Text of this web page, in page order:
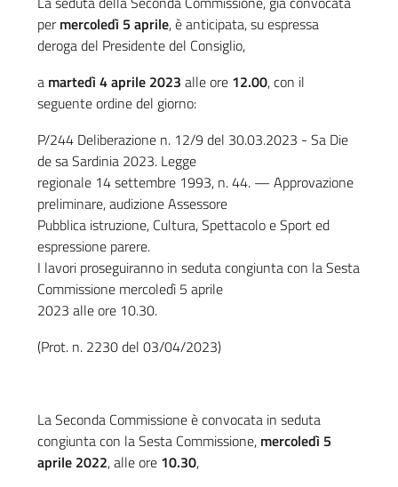
permercoledì 5 aprile, è anticipata, su espressa
deroga del Presidente del Consiglio,
a martedì 4 aprile 2023 alle ore 12.00, con il
seguente ordine del giorno:
P/244 Deliberazione n. 12/9 del 30.03.2023 - Sa Die
de sa Sardinia 2023. Legge
regionale 14 settembre 1993, n. 44. — Approvazione
preliminare, audizione Assessore
Pubblica istruzione, Cultura, Spettacolo e Sport ed
espressione parere.
I lavori proseguiranno in seduta congiunta con la Sesta
Commissione mercoledì 5 aprile
2023 alle ore 10.30.
(Prot. n. 2230 del 03/04/2023)
La Seconda Commissione è convocata in seduta
congiunta con la Sesta Commissione, mercoledì 5
aprile 2022, alle ore 10.30,